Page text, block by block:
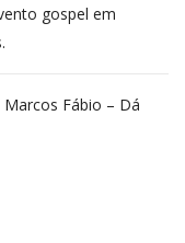
gospel em
Fábio – Dá